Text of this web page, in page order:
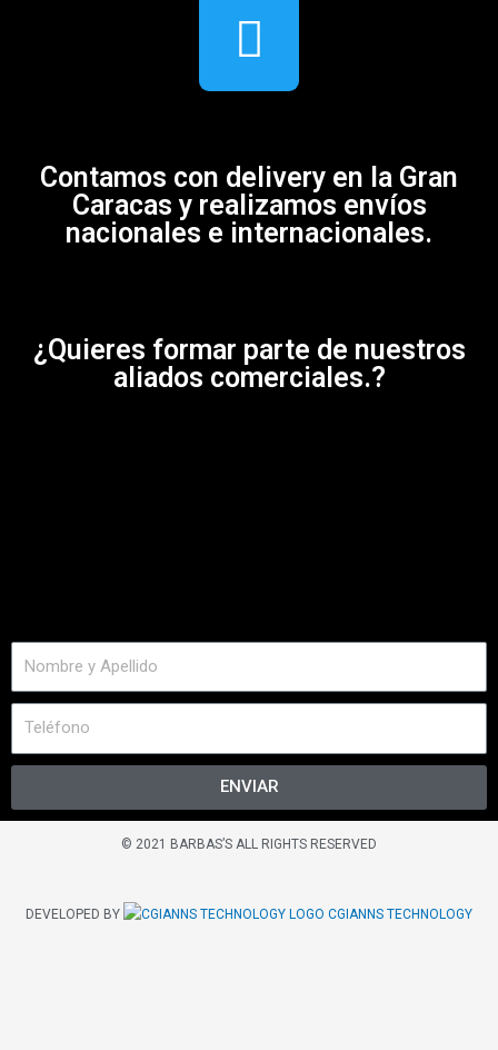
Contamos con delivery en la Gran
Caracas y realizamos envíos
nacionales e internacionales.
¿Quieres formar parte de nuestros
aliados comerciales.?
ENVIAR
© 2021 BARBAS’S ALL RIGHTS RESERVED
DEVELOPED BY CGIANNS TECHNOLOGY